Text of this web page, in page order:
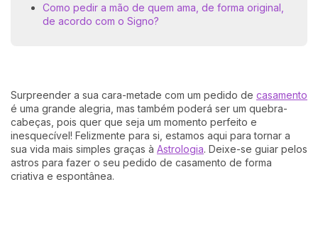
Como pedir a mão de quem ama, de forma original,
de acordo com o Signo?
Surpreender a sua cara-metade com um pedido de casamento
é uma grande alegria, mas também poderá ser um quebra-
cabeças, pois quer que seja um momento perfeito e
inesquecível! Felizmente para si, estamos aqui para tornar a
sua vida mais simples graças à Astrologia. Deixe-se guiar pelos
astros para fazer o seu pedido de casamento de forma
criativa e espontânea.